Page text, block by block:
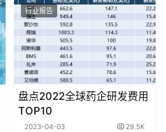
行业报告
盘点2022全球药企研发费用
TOP10
2023-04-03 29.5K